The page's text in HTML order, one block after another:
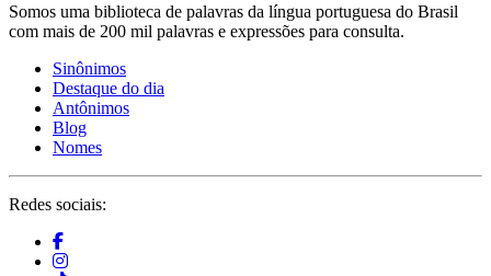
Somos uma biblioteca de palavras da língua portuguesa do Brasil
com mais de 200 mil palavras e expressões para consulta.
Sinônimos
Destaque do dia
Antônimos
Blog
Nomes
Redes sociais: